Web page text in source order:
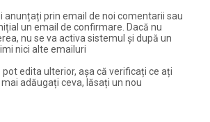
anunțați prin email de noi comentarii sau
un email de confirmare. Dacă nu
nu se va activa sistemul și după un
nici alte emailuri
edita ulterior, așa că verificați ce ați
adăugați ceva, lăsați un nou